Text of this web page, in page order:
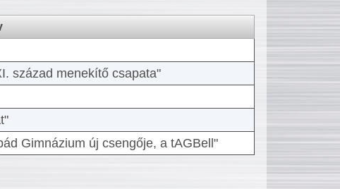
század menekítő csapata"
Gimnázium új csengője, a tAGBell"